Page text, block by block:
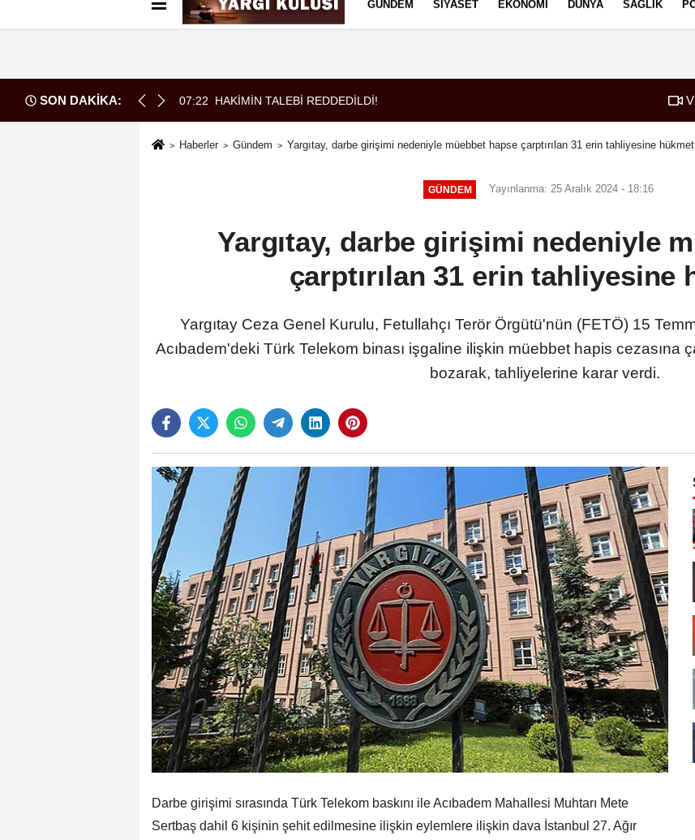
Künye İletişim Çerez Politikası
GÜNDEM SIYASET EKONOMI DÜNYA SAĞLIK
SON DAKİKA: 07:22 HAKİMİN TALEBİ REDDEDİLDİ! Borç
Haberler Gündem Yargıtay, darbe girişimi nedeniyle müebbet hapse çarptırılan 31 erin tahliyesine
GÜNDEM Yayınlanma: 25 Aralık 2024 - 18:16
Yargıtay, darbe girişimi nedeniyle
çarptırılan 31 erin tahliyesine
Yargıtay Ceza Genel Kurulu, Fetullahçı Terör Örgütü'nün (FETÖ) 15
Acıbadem'deki Türk Telekom binası işgaline ilişkin müebbet hapis cezasına
bozarak, tahliyelerine karar verdi.
Darbe girişimi sırasında Türk Telekom baskını ile Acıbadem Mahallesi Muhtarı Mete
Sertbaş dahil 6 kişinin şehit edilmesine ilişkin eylemlere ilişkin dava İstanbul 27. Ağır